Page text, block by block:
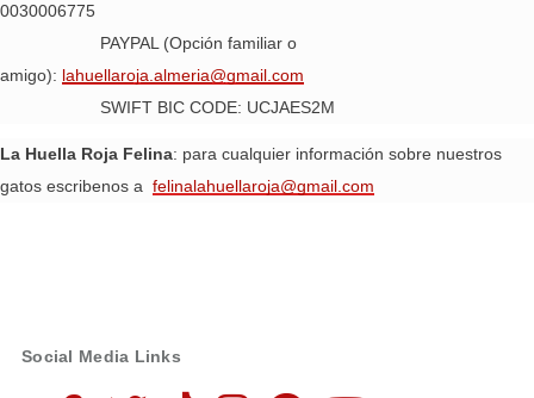
0030006775
PAYPAL (Opción familiar o
amigo): lahuellaroja.almeria@gmail.com
SWIFT BIC CODE: UCJAES2M
La Huella Roja Felina: para cualquier información sobre nuestros
gatos escribenos a felinalahuellaroja@gmail.com
Social Media Links